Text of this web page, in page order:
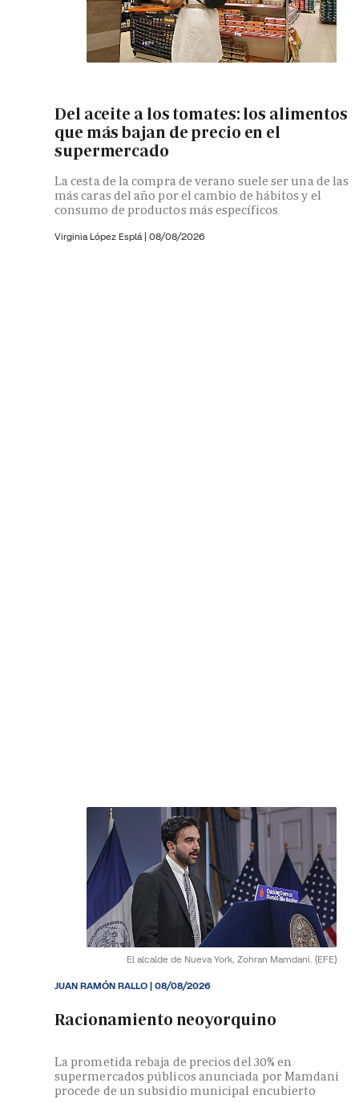
Del aceite a los tomates: los alimentos
que más bajan de precio en el
supermercado
La cesta de la compra de verano suele ser una de las
más caras del año por el cambio de hábitos y el
consumo de productos más específicos
Virginia López Esplá | 08/08/2026
El alcalde de Nueva York, Zohran Mamdani. (EFE)
Racionamiento neoyorquino
La prometida rebaja de precios del 30% en
supermercados públicos anunciada por Mamdani
procede de un subsidio municipal encubierto
JUAN RAMÓN RALLO|08/08/2026